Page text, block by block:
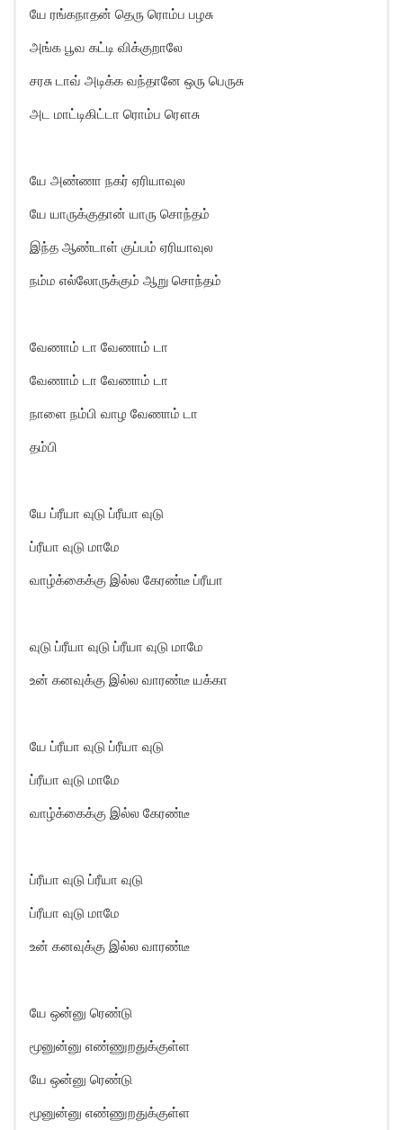
யே ரங்கநாதன் தெரு ரொம்ப பழசு
அங்க பூவ கட்டி விக்குறாலே
சரசு டாவ் அடிக்க வந்தானே ஒரு பெருசு
அட மாட்டிகிட்டா ரொம்ப ரௌசு
யே அண்ணா நகர் ஏரியாவுல
யே யாருக்குதான் யாரு சொந்தம்
இந்த ஆண்டாள் குப்பம் ஏரியாவுல
நம்ம எல்லோருக்கும் ஆறு சொந்தம்
வேணாம் டா வேணாம் டா
வேணாம் டா வேணாம் டா
நாளை நம்பி வாழ வேணாம் டா
தம்பி
யே ப்ரீயா வுடு ப்ரீயா வுடு
ப்ரீயா வுடு மாமே
வாழ்க்கைக்கு இல்ல கேரண்டீ ப்ரீயா
வுடு ப்ரீயா வுடு ப்ரீயா வுடு மாமே
உன் கனவுக்கு இல்ல வாரண்டீ யக்கா
யே ப்ரீயா வுடு ப்ரீயா வுடு
ப்ரீயா வுடு மாமே
வாழ்க்கைக்கு இல்ல கேரண்டீ
ப்ரீயா வுடு ப்ரீயா வுடு
ப்ரீயா வுடு மாமே
உன் கனவுக்கு இல்ல வாரண்டீ
யே ஒன்னு ரெண்டு
மூனுன்னு எண்ணுறதுக்குள்ள
யே ஒன்னு ரெண்டு
மூனுன்னு எண்ணுறதுக்குள்ள